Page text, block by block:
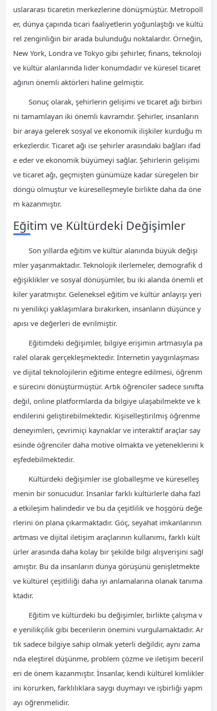
uslararası ticaretin merkezlerine dönüşmüştür. Metropoll
er, dünya çapında ticari faaliyetlerin yoğunlaştığı ve kültü
rel zenginliğin bir arada bulunduğu noktalardır. Örneğin,
New York, Londra ve Tokyo gibi şehirler, finans, teknoloji
ve kültür alanlarında lider konumdadır ve küresel ticaret
ağının önemli aktörleri haline gelmiştir.
Sonuç olarak, şehirlerin gelişimi ve ticaret ağı birbiri
ni tamamlayan iki önemli kavramdır. Şehirler, insanların
bir araya gelerek sosyal ve ekonomik ilişkiler kurduğu m
erkezlerdir. Ticaret ağı ise şehirler arasındaki bağları ifad
e eder ve ekonomik büyümeyi sağlar. Şehirlerin gelişimi
ve ticaret ağı, geçmişten günümüze kadar süregelen bir
döngü olmuştur ve küreselleşmeyle birlikte daha da öne
m kazanmıştır.
Eğitim ve Kültürdeki Değişimler
Son yıllarda eğitim ve kültür alanında büyük değişi
mler yaşanmaktadır. Teknolojik ilerlemeler, demografik d
eğişiklikler ve sosyal dönüşümler, bu iki alanda önemli et
kiler yaratmıştır. Geleneksel eğitim ve kültür anlayışı yeri
ni yenilikçi yaklaşımlara bırakırken, insanların düşünce y
apısı ve değerleri de evrilmiştir.
Eğitimdeki değişimler, bilgiye erişimin artmasıyla pa
ralel olarak gerçekleşmektedir. İnternetin yaygınlaşması
ve dijital teknolojilerin eğitime entegre edilmesi, öğrenm
e sürecini dönüştürmüştür. Artık öğrenciler sadece sınıfta
değil, online platformlarda da bilgiye ulaşabilmekte ve k
endilerini geliştirebilmektedir. Kişiselleştirilmiş öğrenme
deneyimleri, çevrimiçi kaynaklar ve interaktif araçlar say
esinde öğrenciler daha motive olmakta ve yeteneklerini k
eşfedebilmektedir.
Kültürdeki değişimler ise globalleşme ve küreselleş
menin bir sonucudur. İnsanlar farklı kültürlerle daha fazl
a etkileşim halindedir ve bu da çeşitlilik ve hoşgörü değe
rlerini ön plana çıkarmaktadır. Göç, seyahat imkanlarının
artması ve dijital iletişim araçlarının kullanımı, farklı kült
ürler arasında daha kolay bir şekilde bilgi alışverişini sağl
amıştır. Bu da insanların dünya görüşünü genişletmekte
ve kültürel çeşitliliği daha iyi anlamalarına olanak tanıma
ktadır.
Eğitim ve kültürdeki bu değişimler, birlikte çalışma v
e yenilikçilik gibi becerilerin önemini vurgulamaktadır. Ar
tık sadece bilgiye sahip olmak yeterli değildir, aynı zama
nda eleştirel düşünme, problem çözme ve iletişim beceril
eri de önem kazanmıştır. İnsanlar, kendi kültürel kimlikler
ini korurken, farklılıklara saygı duymayı ve işbirliği yapm
ayı öğrenmelidir.